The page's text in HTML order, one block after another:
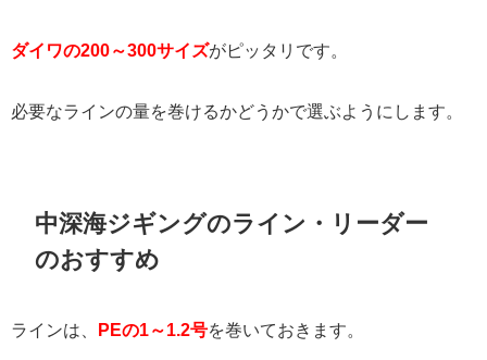
ダイワの200～300サイズがピッタリです。
必要なラインの量を巻けるかどうかで選ぶようにします。
中深海ジギングのライン・リーダー
のおすすめ
ラインは、 PEの1～1.2号を巻いておきます。